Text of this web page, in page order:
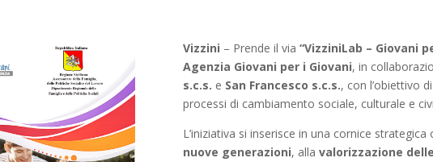
Vizzini – Prende il via“VizziniLab – Giovani
Agenzia Giovani per i Giovani, in
s.c.s. e San Francesco s.c.s., con l’obiettivo
processi di cambiamento sociale, culturale e
L’iniziativa si inserisce in una cornice strategica
nuove generazioni, allavalorizzazione